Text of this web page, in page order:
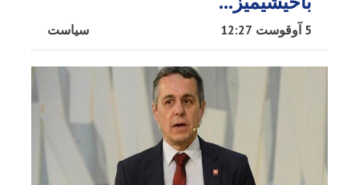
سیاست 5 آوقوست 12:27